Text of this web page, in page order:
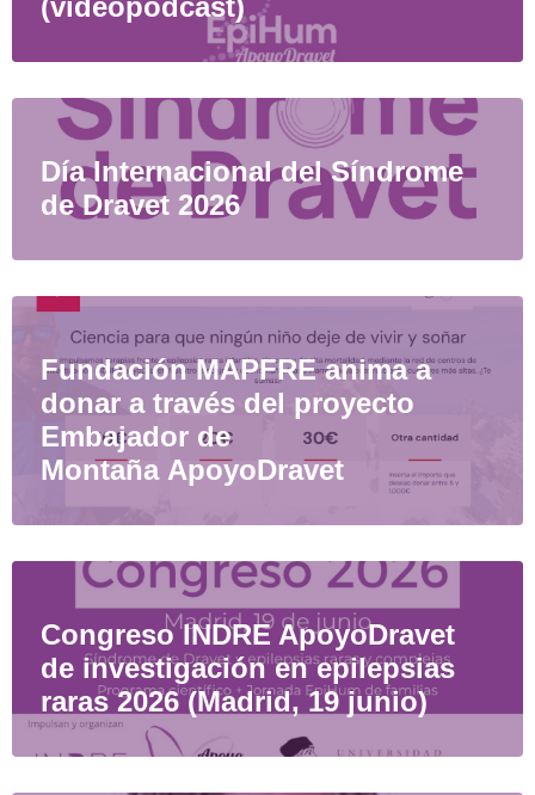
Día Internacional del Síndrome
de Dravet 2026
Fundación MAPFRE anima a
donar a través del proyecto
Embajador de
Montaña ApoyoDravet
Congreso INDRE ApoyoDravet
de investigación en epilepsias
raras 2026 (Madrid, 19 junio)